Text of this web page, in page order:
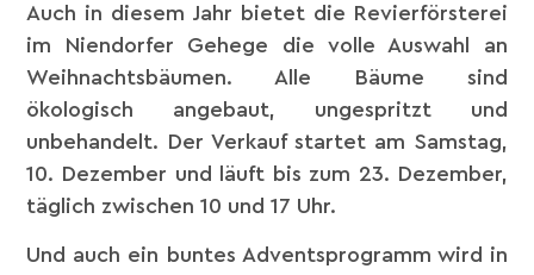
Auch in diesem Jahr bietet die Revierförsterei
im Niendorfer Gehege die volle Auswahl an
Weihnachtsbäumen. Alle Bäume sind
ökologisch angebaut, ungespritzt und
unbehandelt. Der Verkauf startet am Samstag,
10. Dezember und läuft bis zum 23. Dezember,
täglich zwischen 10 und 17 Uhr.
Und auch ein buntes Adventsprogramm wird in